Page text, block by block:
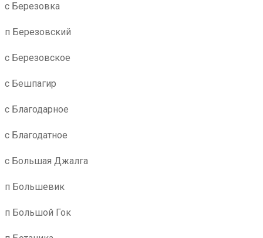
с Березовка
п Березовский
с Березовское
с Бешпагир
с Благодарное
с Благодатное
с Большая Джалга
п Большевик
п Большой Гок